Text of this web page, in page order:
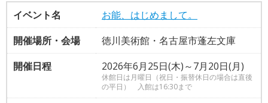
イベント名
お能、はじめまして。
開催場所・会場
徳川美術館・名古屋市蓬左文庫
開催日程
2026年6月25日(木)～7月20日(月)
休館日は月曜日（祝日・振替休日の場合は直後
の平日） 入館は16:30まで